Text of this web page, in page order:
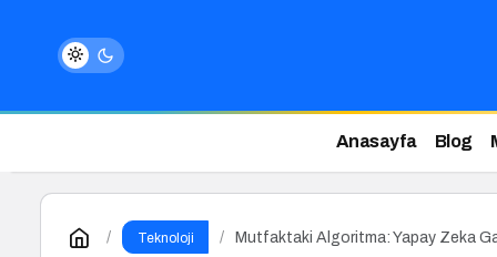
Anasayfa Blog
Teknoloji Mutfaktaki Algoritma: Yapay Zeka